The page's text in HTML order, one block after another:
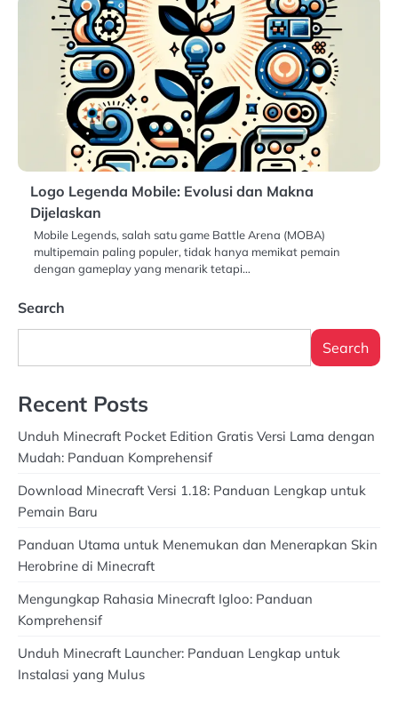
Logo Legenda Mobile: Evolusi dan Makna
Dijelaskan
Mobile Legends, salah satu game Battle Arena (MOBA)
multipemain paling populer, tidak hanya memikat pemain
dengan gameplay yang menarik tetapi…
Search
Search
Recent Posts
Unduh Minecraft Pocket Edition Gratis Versi Lama dengan
Mudah: Panduan Komprehensif
Download Minecraft Versi 1.18: Panduan Lengkap untuk
Pemain Baru
Panduan Utama untuk Menemukan dan Menerapkan Skin
Herobrine di Minecraft
Mengungkap Rahasia Minecraft Igloo: Panduan
Komprehensif
Unduh Minecraft Launcher: Panduan Lengkap untuk
Instalasi yang Mulus